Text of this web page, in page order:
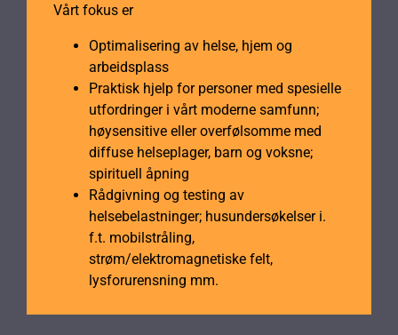
Vårt fokus er
Optimalisering av helse, hjem og
arbeidsplass
Praktisk hjelp for personer med spesielle
utfordringer i vårt moderne samfunn;
høysensitive eller overfølsomme med
diffuse helseplager, barn og voksne;
spirituell åpning
Rådgivning og testing av
helsebelastninger; husundersøkelser i.
f.t. mobilstråling,
strøm/elektromagnetiske felt,
lysforurensning mm.